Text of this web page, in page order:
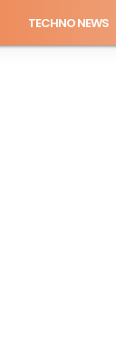
TECHNO NEWS